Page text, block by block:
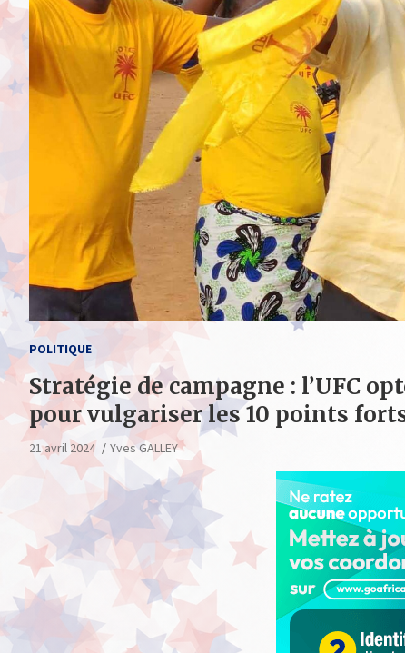
POLITIQUE
Stratégie de campagne : l’UFC
pour vulgariser les 10 points
21 avril 2024 Yves GALLEY